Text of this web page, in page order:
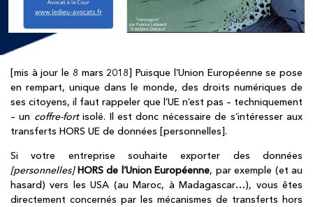
[mis à jour le 8 mars 2018] Puisque l’Union Européenne se pose
en rempart, unique dans le monde, des droits numériques de
ses citoyens, il faut rappeler que l’UE n’est pas – techniquement
– un coffre-fortisolé. Il est donc nécessaire de s’intéresser aux
transferts HORS UE de données [personnelles].
Si votre entreprise souhaite exporter des données
[personnelles] HORS de l’Union Européenne, par exemple (et au
hasard) vers les USA (au Maroc, à Madagascar…), vous êtes
directement concernés par les mécanismes de transferts hors